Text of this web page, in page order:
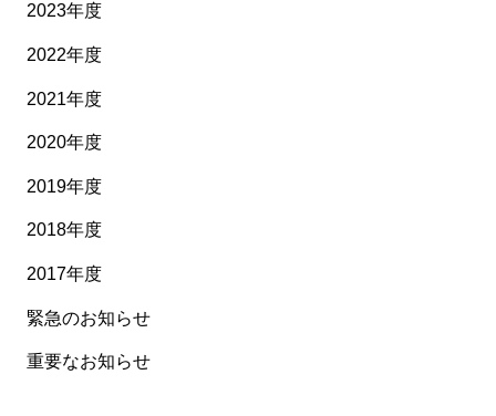
2023年度
2022年度
2021年度
2020年度
2019年度
2018年度
2017年度
緊急のお知らせ
重要なお知らせ